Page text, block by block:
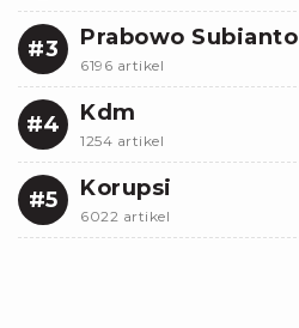
#3 Prabowo Subianto
6196 artikel
#4 Kdm
1254 artikel
#5 Korupsi
6022 artikel